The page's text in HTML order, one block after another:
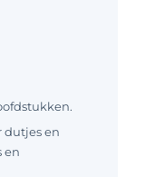
dutjes en
en